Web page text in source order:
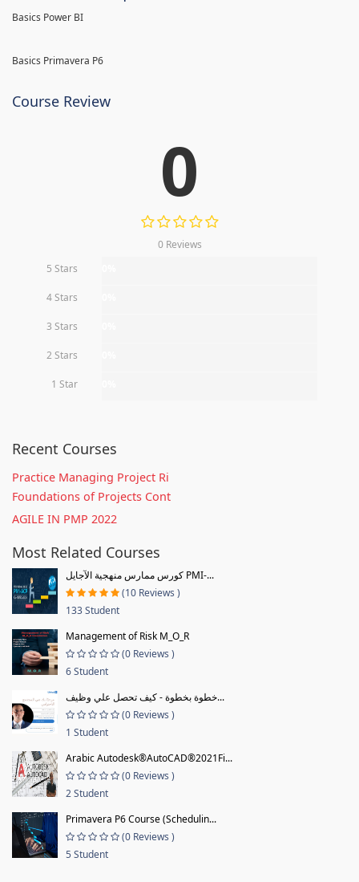
Basics Power BI
Basics Primavera P6
Course Review
0
0 Reviews
5 Stars
4 Stars
3 Stars
2 Stars
1 Star
Recent Courses
Practice Managing Project Ri
Foundations of Projects Cont
AGILE IN PMP 2022
Most Related Courses
كورس ممارس منهجية الآجايل PMI-...
(10 Reviews )
133 Student
Management of Risk M_O_R
(0 Reviews )
6 Student
خطوة بخطوة - كيف تحصل علي وظيف...
(0 Reviews )
1 Student
Arabic Autodesk®AutoCAD®2021Fi...
(0 Reviews )
2 Student
Primavera P6 Course (Schedulin...
(0 Reviews )
5 Student